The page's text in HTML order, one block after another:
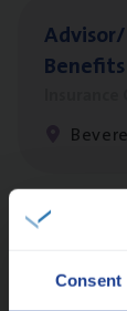
Consent
Benefits
Vorige